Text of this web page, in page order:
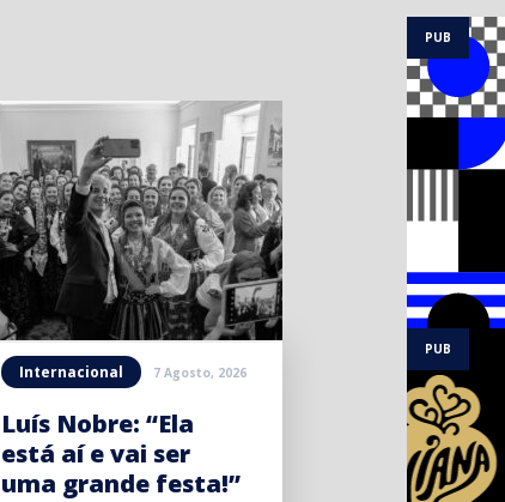
Internacional 7 Agosto, 2026
Luís Nobre: “Ela
está aí e vai ser
uma grande festa!”